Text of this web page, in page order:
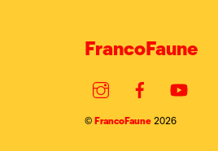
FrancoFaune
InstagramFacebook
© FrancoFaune2026